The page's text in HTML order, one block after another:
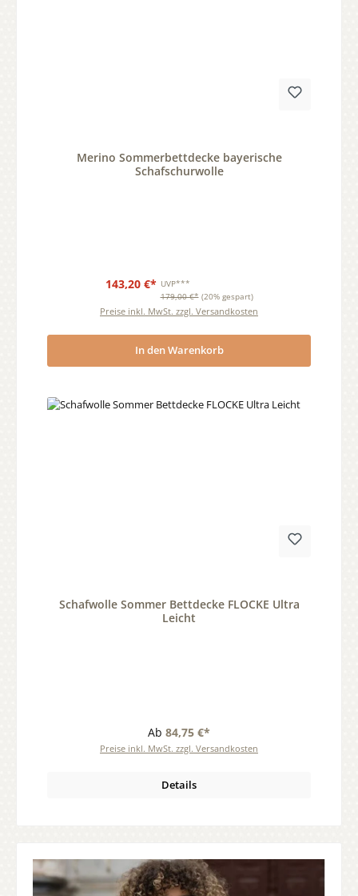
Merino Sommerbettdecke bayerische
Schafschurwolle
143,20 €* UVP***
179,00 €* (20% gespart)
Preise inkl. MwSt. zzgl. Versandkosten
In den Warenkorb
Schafwolle Sommer Bettdecke FLOCKE Ultra
Leicht
Ab 84,75 €*
Preise inkl. MwSt. zzgl. Versandkosten
Details